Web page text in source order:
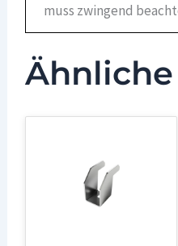
muss zwingend